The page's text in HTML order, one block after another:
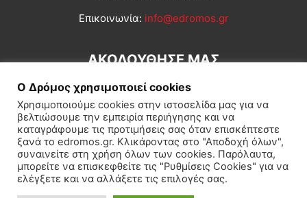
Επικοινωνία: info@edromos.gr
ΑΚΟΛΟΥΘΗΣΕ ΜΑΣ
Εγγραφή συνδρομητή Πολιτική Διεθνή Κοινωνία
Πολιτισμός Αφιερώματα
Ο Δρόμος χρησιμοποιεί cookies
Χρησιμοποιούμε cookies στην ιστοσελίδα μας για να
βελτιώσουμε την εμπειρία περιήγησης και να
καταγράφουμε τις προτιμήσεις σας όταν επισκέπτεστε
ξανά το edromos.gr. Κλικάροντας στο "Αποδοχή όλων",
συναινείτε στη χρήση όλων των cookies. Παρόλαυτα,
μπορείτε να επισκεφθείτε τις "Ρυθμίσεις Cookies" για να
ελέγξετε και να αλλάξετε τις επιλογές σας.